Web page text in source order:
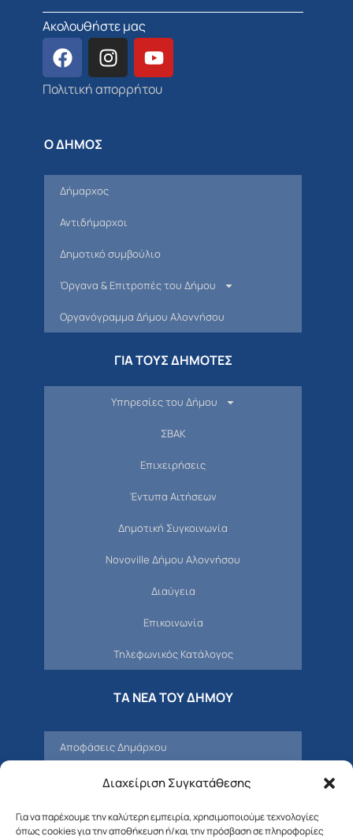
Διαχείριση Συγκατάθεσης
Για να παρέχουμε την καλύτερη εμπειρία, χρησιμοποιούμε τεχνολογίες
όπως cookies για την αποθήκευση ή/και την πρόσβαση σε πληροφορίες
Ακολουθήστε μας
Πολιτική απορρήτου
Ο ΔΗΜΟΣ
Δήμαρχος
Αντιδήμαρχοι
Δημοτικό συμβούλιο
Όργανα & Επιτροπές του Δήμου
Οργανόγραμμα Δήμου Αλοννήσου
ΓΙΑ ΤΟΥΣ ΔΗΜΟΤΕΣ
Υπηρεσίες του Δήμου
ΣΒΑΚ
Επιχειρήσεις
Έντυπα Αιτήσεων
Δημοτική Συγκοινωνία
Novoville Δήμου Αλοννήσου
Διαύγεια
Επικοινωνία
Τηλεφωνικός Κατάλογος
ΤΑ ΝΕΑ ΤΟΥ ΔΗΜΟΥ
Αποφάσεις Δημάρχου
Προσκλήσεις – Αποφάσεις Δημοτικού
Δελτία Τύπου – Νέα – Ανακοινώσεις